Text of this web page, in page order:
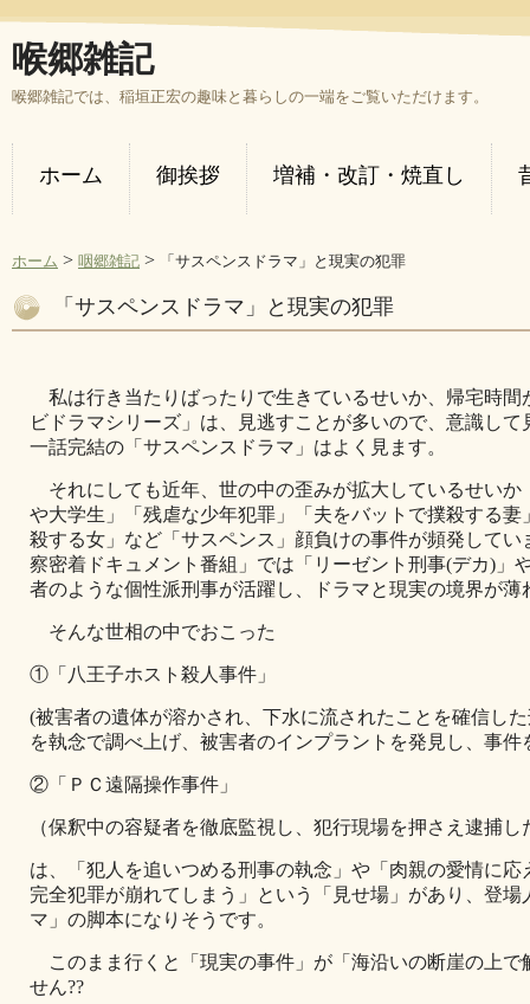
喉郷雑記
喉郷雑記では、稲垣正宏の趣味と暮らしの一端をご覧いただけます。
ホーム 御挨拶 増補・改訂・焼直し
ホーム > 咽郷雑記 > 「サスペンスドラマ」と現実の犯罪
「サスペンスドラマ」と現実の犯罪
私は行き当たりばったりで生きているせいか、帰宅時間
ビドラマシリーズ」は、見逃すことが多いので、意識し
一話完結の「サスペンスドラマ」はよく見ます。
それにしても近年、世の中の歪みが拡大しているせいか
や大学生」「残虐な少年犯罪」「夫をバットで撲殺する
殺する女」など「サスペンス」顔負けの事件が頻発して
察密着ドキュメント番組」では「リーゼント刑事(デカ)」
者のような個性派刑事が活躍し、ドラマと現実の境界が薄
そんな世相の中でおこった
①「八王子ホスト殺人事件」
(被害者の遺体が溶かされ、下水に流されたことを確信し
を執念で調べ上げ、被害者のインプラントを発見し、事件
②「ＰＣ遠隔操作事件」
（保釈中の容疑者を徹底監視し、犯行現場を押さえ逮捕し
は、「犯人を追いつめる刑事の執念」や「肉親の愛情に
完全犯罪が崩れてしまう」という「見せ場」があり、登
マ」の脚本になりそうです。
このまま行くと「現実の事件」が「海沿いの断崖の上で
せん??